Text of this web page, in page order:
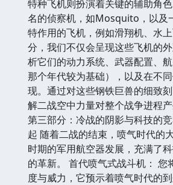
特种飞机则扮演着关键的辅助角
名的侦察机，如Mosquito，以及
特作用的飞机，例如滑翔机、水
分，我们不仅会呈现这些飞机的
析它们的动力系统、武器配置、
那个年代较为基础），以及在不
现。通过对这些钢铁巨兽的细致
解二战空中力量对整个战争进程产
第三部分：冷战的阴影与科技的
起 随着二战的结束，喷气时代的
时期的军用航空器发展，充满了
的革新。 首代喷气式战斗机： 您
度与威力，它预示着喷气时代的